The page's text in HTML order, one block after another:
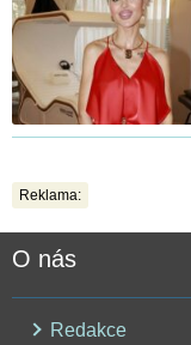
Reklama:
O nás
Redakce